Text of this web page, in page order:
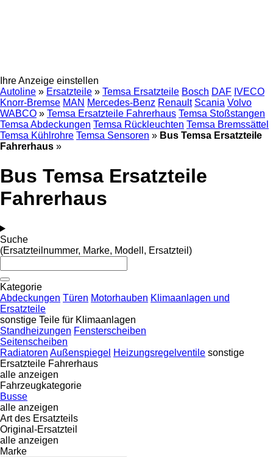
Ihre Anzeige einstellen
Autoline » Ersatzteile » Temsa Ersatzteile Bosch DAF IVECO
Knorr-Bremse MAN Mercedes-Benz Renault Scania Volvo
WABCO » Temsa Ersatzteile Fahrerhaus Temsa Stoßstangen
Temsa Abdeckungen Temsa Rückleuchten Temsa Bremssättel
Temsa Kühlrohre Temsa Sensoren » Bus Temsa Ersatzteile
Fahrerhaus »
Bus Temsa Ersatzteile
Fahrerhaus
Suche
(Ersatzteilnummer, Marke, Modell, Ersatzteil)
Kategorie
Abdeckungen Türen Motorhauben Klimaanlagen und
Ersatzteile
sonstige Teile für Klimaanlagen
Standheizungen Fensterscheiben
Seitenscheiben
Radiatoren Außenspiegel Heizungsregelventile sonstige
Ersatzteile Fahrerhaus
alle anzeigen
Fahrzeugkategorie
Busse
alle anzeigen
Art des Ersatzteils
Original-Ersatzteil
alle anzeigen
Marke